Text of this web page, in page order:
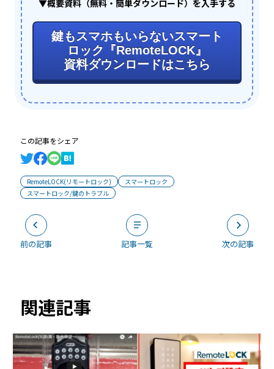
▼概要資料（無料・簡単ダウンロード）を入手する
鍵もスマホもいらないスマート
ロック『RemoteLOCK』
資料ダウンロードはこちら
この記事をシェア
RemoteLOCK(リモートロック)
スマートロック
スマートロック/鍵のトラブル
前の記事 記事一覧 次の記事
関連記事